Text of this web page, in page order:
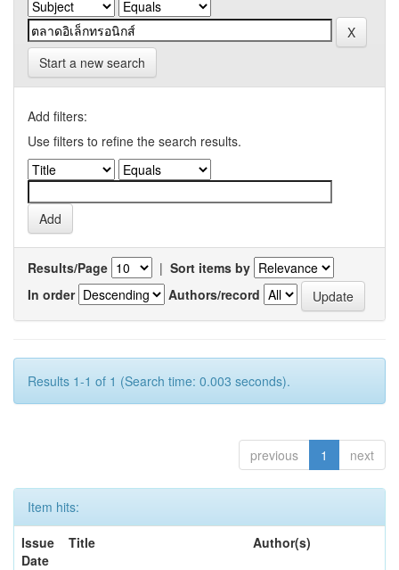
Start a new search
Add filters:
Use filters to refine the search results.
Results/Page | Sort items by
In order
Authors/record
Results 1-1 of 1 (Search time: 0.003 seconds).
previous 1 next
Item hits:
Issue
Date
Title Author(s)